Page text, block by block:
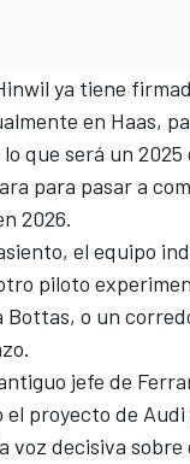
ya tiene
en Haas,
que será un
para pasar a
2026.
el equipo
piloto
Bottas, o un
jefe de
el proyecto de Audi
voz decisiva sobre